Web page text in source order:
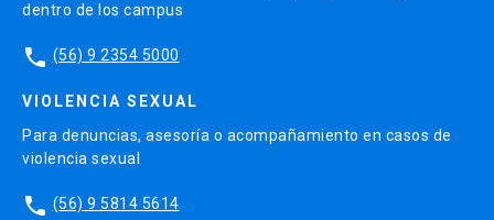
dentro de los campus
phone (56) 9 2354 5000
VIOLENCIA SEXUAL
Para denuncias, asesoría o acompañamiento en casos de
violencia sexual
phone (56) 9 5814 5614